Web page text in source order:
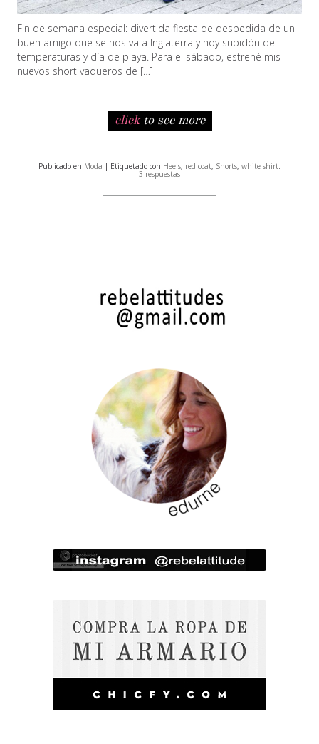
Fin de semana especial: divertida fiesta de despedida de un
buen amigo que se nos va a Inglaterra y hoy subidón de
temperaturas y día de playa. Para el sábado, estrené mis
nuevos short vaqueros de […]
clickto see more
Publicado en Moda | Etiquetado con Heels, red coat, Shorts, white shirt.
3 respuestas